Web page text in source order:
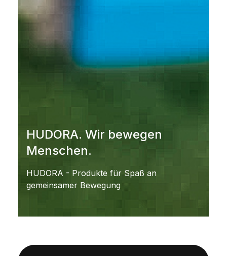
HUDORA. Wir bewegen
Menschen.
HUDORA - Produkte für Spaß an
gemeinsamer Bewegung